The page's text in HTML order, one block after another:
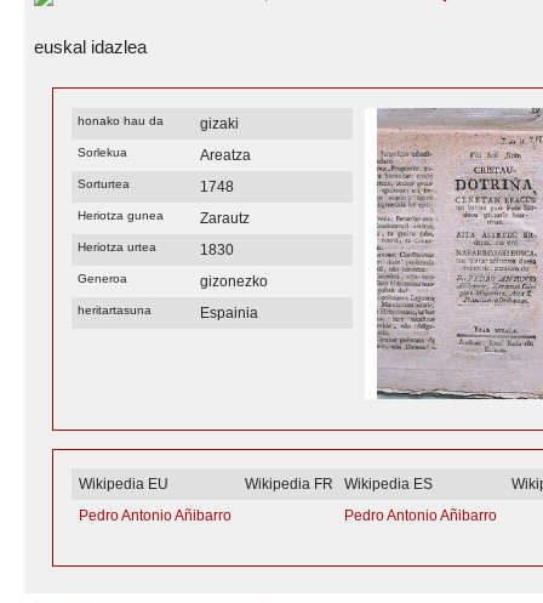
euskal idazlea
honako hau da gizaki
Sorlekua Areatza
Sorturtea 1748
Heriotza gunea Zarautz
Heriotza urtea 1830
Generoa gizonezko
heritartasuna Espainia
Wikipedia EU Wikipedia FR Wikipedia ES
Pedro Antonio Añibarro
Pedro Antonio Añibarro